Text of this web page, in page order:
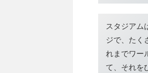
スタジアム
ジで、たく
れまでワー
て、それを